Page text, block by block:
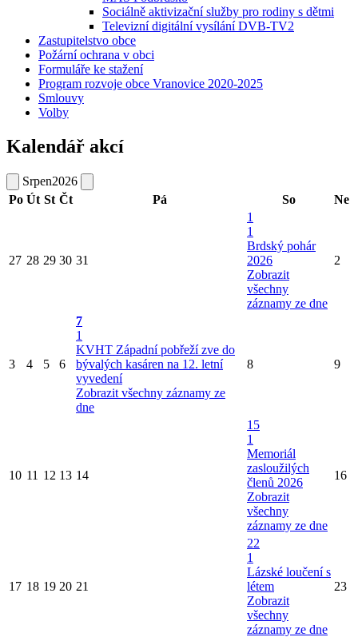
Sociálně aktivizační služby pro rodiny s dětmi
Televizní digitální vysílání DVB-TV2
Zastupitelstvo obce
Požární ochrana v obci
Formuláře ke stažení
Program rozvoje obce Vranovice 2020-2025
Smlouvy
Volby
Kalendář akcí
Srpen2026
Po Út St Čt Pá So Ne
27 28 29 30 31
1
1
Brdský pohár
2026
Zobrazit
všechny
záznamy ze dne
2
3 4 5 6
7
1
KVHT Západní pobřeží zve do
bývalých kasáren na 12. letní
vyvedení
Zobrazit všechny záznamy ze
dne
8 9
10 11 12 13 14
15
1
Memoriál
zasloužilých
členů 2026
Zobrazit
všechny
záznamy ze dne
16
17 18 19 20 21
22
1
Lázské loučení s
létem
Zobrazit
všechny
záznamy ze dne
23